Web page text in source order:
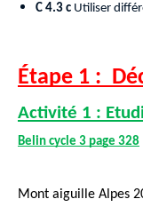
C 4.3 c Utiliser
Étape 1 :
Activité 1 :
Belin cycle 3 page 328
Mont aiguille Alpes